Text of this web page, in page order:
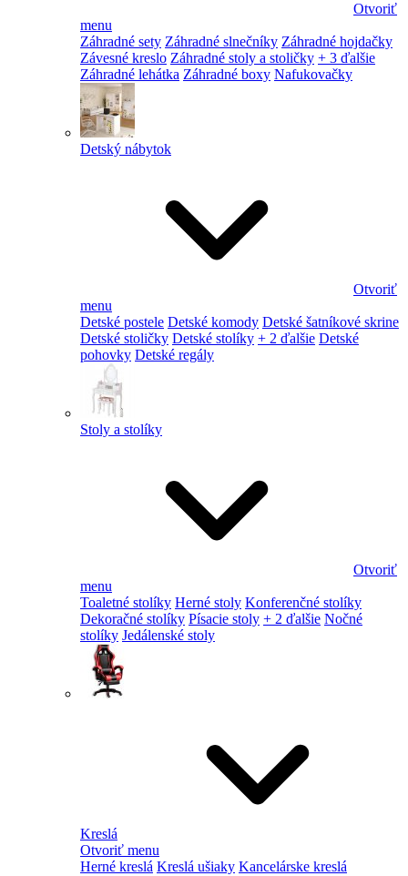
Otvoriť
menu
Záhradné sety Záhradné slnečníky Záhradné hojdačky
Závesné kreslo Záhradné stoly a stoličky + 3 ďalšie
Záhradné lehátka Záhradné boxy Nafukovačky
Detský nábytok
Otvoriť
menu
Detské postele Detské komody Detské šatníkové skrine
Detské stoličky Detské stolíky + 2 ďalšie Detské
pohovky Detské regály
Stoly a stolíky
Otvoriť
menu
Toaletné stolíky Herné stoly Konferenčné stolíky
Dekoračné stolíky Písacie stoly + 2 ďalšie Nočné
stolíky Jedálenské stoly
Kreslá
Otvoriť menu
Herné kreslá Kreslá ušiaky Kancelárske kreslá